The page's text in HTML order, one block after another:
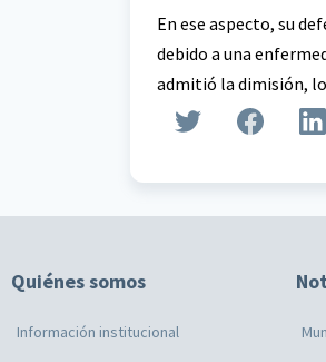
En ese aspecto, su
debido a una
admitió la dimisión,
Quiénes somos
Información institucional